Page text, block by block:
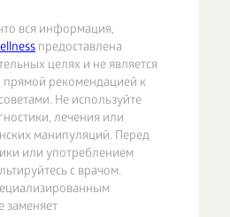
вся информация,
предоставлена
целях и не является
рекомендацией к
Не используйте
лечения или
манипуляций. Перед
или употреблением
с врачом.
заменяет